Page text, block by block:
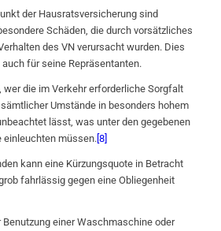
der Hausratsversicherung sind
Schäden, die durch vorsätzliches
des VN verursacht wurden. Dies
für seine Repräsentanten.
die im Verkehr erforderliche Sorgfalt
Umstände in besonders hohem
lässt, was unter den gegebenen
einleuchten müssen. [8]
kann eine Kürzungsquote in Betracht
fahrlässig gegen eine Obliegenheit
einer Waschmaschine oder